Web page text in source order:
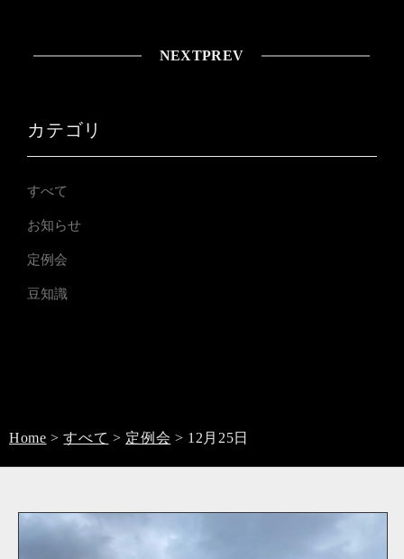
NEXTPREV
カテゴリ
すべて
お知らせ
定例会
豆知識
Home >すべて > 定例会 > 12月25日